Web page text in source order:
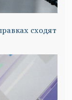
сходят